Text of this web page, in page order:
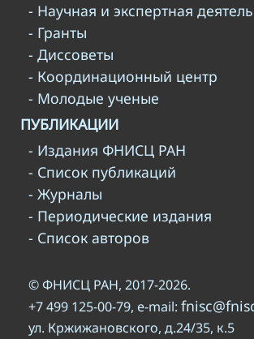
- Научная и экспертная
- Гранты
- Диссоветы
- Координационный центр
- Молодые ученые
ПУБЛИКАЦИИ
- Издания ФНИСЦ РАН
- Список публикаций
- Журналы
- Периодические издания
- Список авторов
© ФНИСЦ РАН, 2017-2026.
+7 499 125-00-79, e-mail:
ул. Кржижановского, д.24/35, к.5